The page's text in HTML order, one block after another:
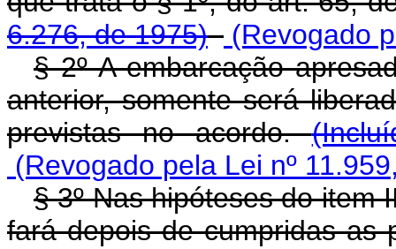
6.276, de 1975)
(Revogado
§ 2º A embarcação
anterior, somente será
previstas no acordo.
(Revogado pela Lei nº
§ 3º Nas hipóteses do item
fará depois de cumpridas as